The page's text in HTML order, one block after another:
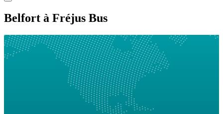
Belfort à Fréjus Bus